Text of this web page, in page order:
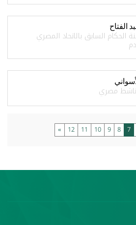
الفتاح
الحكام السابق بالاتحاد المصري
مصري
7
8
9
10
11
12
»